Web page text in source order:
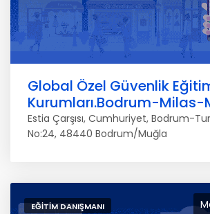
Global Özel Güvenlik
Kurumları.Bodrum-Milas-
Estia Çarşısı, Cumhuriyet, Bodrum-
No:24, 48440 Bodrum/Muğla
EĞITIM DANIŞMANI